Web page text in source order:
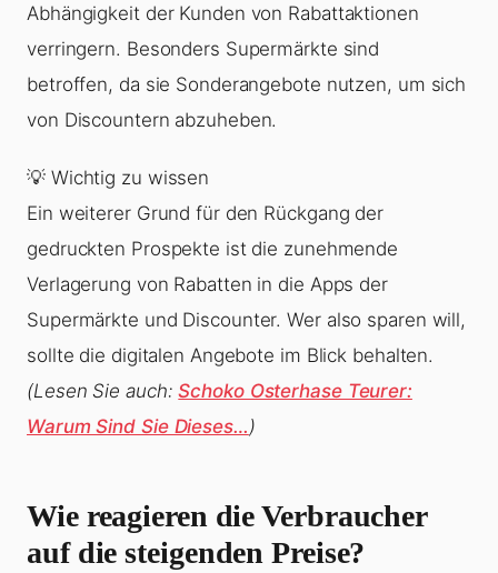
Abhängigkeit der Kunden von Rabattaktionen
verringern. Besonders Supermärkte sind
betroffen, da sie Sonderangebote nutzen, um sich
von Discountern abzuheben.
💡 Wichtig zu wissen
Ein weiterer Grund für den Rückgang der
gedruckten Prospekte ist die zunehmende
Verlagerung von Rabatten in die Apps der
Supermärkte und Discounter. Wer also sparen will,
sollte die digitalen Angebote im Blick behalten.
(Lesen Sie auch:Schoko Osterhase Teurer:
Warum Sind Sie Dieses… )
Wie reagieren die Verbraucher
auf die steigenden Preise?